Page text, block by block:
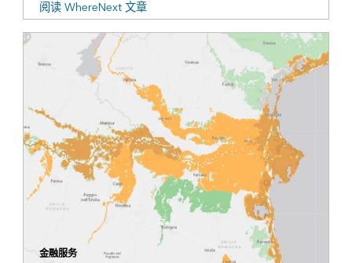
阅读 WhereNext 文章
金融服务